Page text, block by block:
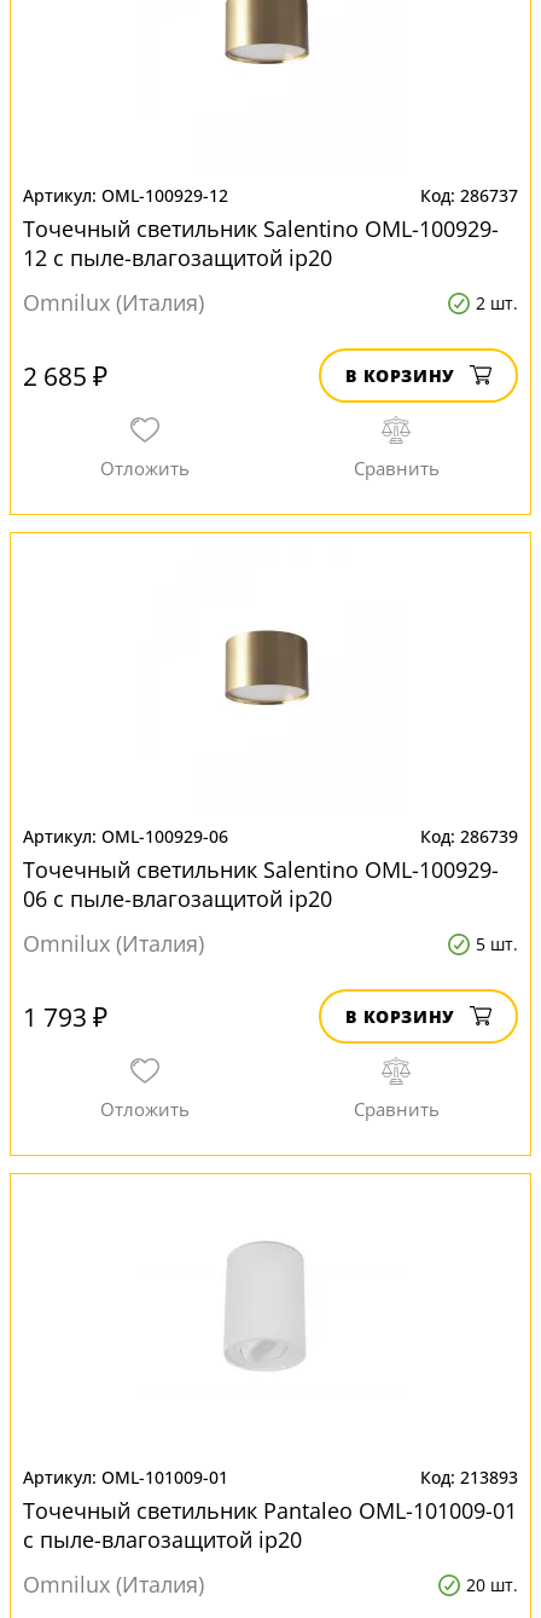
OML-100929-12 286737
Точечный светильник Salentino OML-100929-
12 с пыле-влагозащитой ip20
Omnilux (Италия)
2 шт.
2 685 ₽ В КОРЗИНУ
OML-100929-06 286739
Точечный светильник Salentino OML-100929-
06 с пыле-влагозащитой ip20
Omnilux (Италия)
5 шт.
1 793 ₽ В КОРЗИНУ
OML-101009-01 213893
Точечный светильник Pantaleo OML-101009-01
с пыле-влагозащитой ip20
Omnilux (Италия)
20 шт.